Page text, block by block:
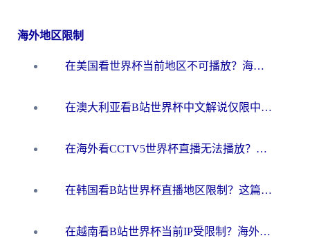
海外地区限制
在美国看世界杯当前地区不可播放？海外党体育观赛终极指南来了！
在澳大利亚看B站世界杯中文解说仅限中国大陆？这篇指南帮你打破限制看遍赛事
在海外看CCTV5世界杯直播无法播放？这篇指南让你和国内球迷同步呐喊
在韩国看B站世界杯直播地区限制？这篇指南让你告别“当前地区不可播放”
在越南看B站世界杯当前IP受限制？海外党体育观赛终极指南来了